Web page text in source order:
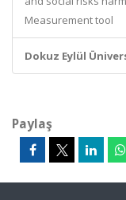
Measurement tool
Dokuz Eylül
Paylaş